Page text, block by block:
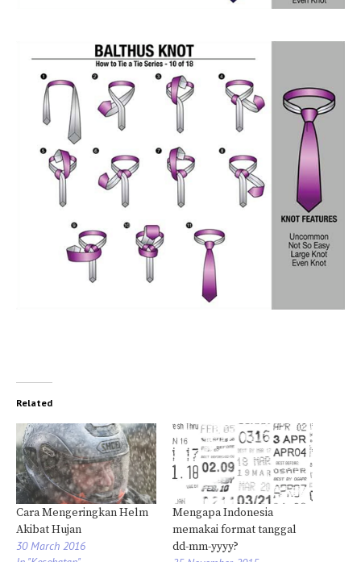
Related
Cara Mengeringkan Helm
Akibat Hujan
30 March 2016
Mengapa Indonesia
memakai format tanggal
dd-mm-yyyy?